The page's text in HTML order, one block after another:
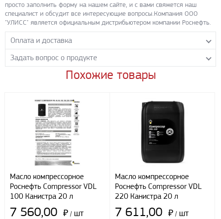
просто заполнить форму на нашем сайте, и с вами свяжется наш
специалист и обсудит все интересующие вопросы.Компания ООО
"УЛИСС" является официальным дистрибьютером компании Роснефть.
Оплата и доставка
Самовывоз с нашего склада
Понедельник-пятница с 8.00-17.00 без перерыва
Доставка собственным транспортом компании ООО «УЛИСС»
По согласованию с клиентом.
Регионы доставки:
Северо-Кавказский федеральный округ
Южный федеральный округ
Наличными
При получении груза
Безналичный расчет
Задать вопрос о продукте
Задайте нашим менеджерам вопрос о данном продукте.
Похожие товары
Масло компрессорное
Роснефть Compressor VDL
100 Канистра 20 л
7 560,00 ₽ / шт
Масло компрессорное
Роснефть Compressor VDL
220 Канистра 20 л
7 611,00 ₽ / шт